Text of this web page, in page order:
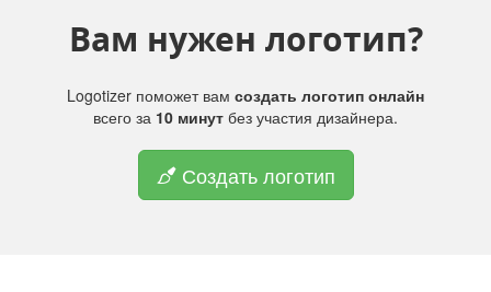
Вам нужен логотип?
Logotizer поможет вам создать логотип онлайн
всего за 10 минут без участия дизайнера.
Создать логотип